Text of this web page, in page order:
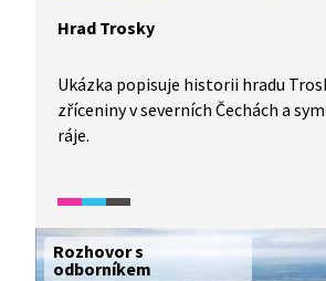
Hrad Trosky
Ukázka popisuje historii hradu
zříceniny v severních Čechách a
ráje.
Rozhovor s
odborníkem